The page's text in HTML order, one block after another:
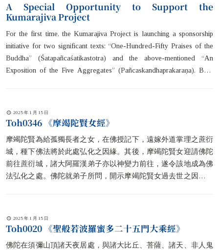
A Special Opportunity to Support the
Kumarajiva Project
For the first time, the Kumarajiva Project is launching a sponsorship
initiative for two significant texts: “One-Hundred-Fifty Praises of the
Buddha” (Śatapañcaśatikastotra) and the above-mentioned “An
Exposition of the Five Aggregates” (Pañcaskandhaprakaraṇa). Both
contribution counts.
2025 年 1 月 15 日
Toh0346 《摩竭陀賢女經》
摩竭陀賢為給孤獨長者之女，在佛授記下，遠嫁外道掌理之蔗衍
城，種下佛法將於此處弘化之因緣。其後，摩竭陀賢女迎請佛陀
前往蔗衍城，諸大阿羅漢弟子亦以神變力前往，遂令該地成為佛
法弘化之處。佛陀就弟子所問，開示摩竭陀賢女過去世之因緣，
2025 年 1 月 15 日
Toh0020 《聖般若波羅蜜多二十五門大乘經》
佛陀在須彌山頂諸天夜居處，與諸大比丘、菩薩、諸天、非人鬼